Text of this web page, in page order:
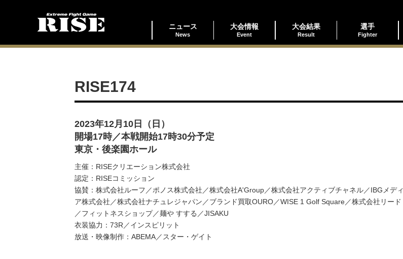
ニュース
News
大会情報
Event
大会結果
Result
選手
Fighter
RISE174
2023年12月10日（日）
開場17時／本戦開始17時30分予定
東京・後楽園ホール
主催：RISEクリエーション株式会社
認定：RISEコミッション
協賛：株式会社ルーフ／ポノス株式会社／株式会社A'Group／株式会社アクティブチャネル／IBGメディ
ア株式会社／株式会社ナチュレジャパン／ブランド買取OURO／WISE 1 Golf Square／株式会社リード
／フィットネスショップ／麺や すする／JISAKU
衣装協力：73R／インスピリット
放送・映像制作：ABEMA／スター・ゲイト